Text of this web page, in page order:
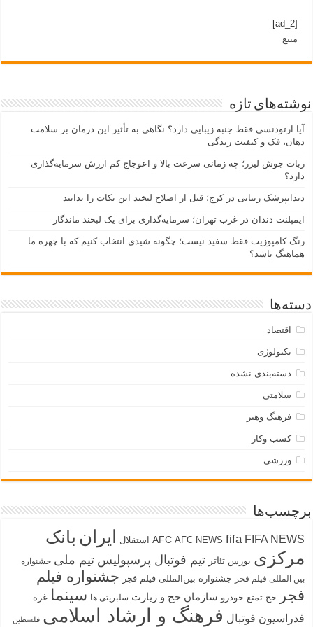
[ad_2]
منبع
نوشته‌های تازه
آیا ارتودنسی فقط جنبه زیبایی دارد؟ نگاهی به تأثیر این درمان بر سلامت
دهان، فک و کیفیت زندگی
ربات جوش لیزر؛ چه زمانی سرعت بالا و اعوجاج کم ارزش سرمایه‌گذاری
دارد؟
دندانپزشک زیبایی در کرج؛ قبل از اصلاح لبخند این نکات را بدانید
ایمپلنت دندان در غرب تهران؛ سرمایه‌گذاری برای یک لبخند ماندگار
رنگ کامپوزیت فقط سفید نیست؛ چگونه شیدی انتخاب کنیم که با چهره ما
هماهنگ باشد؟
دسته‌ها
اقتصاد
تکنولوژی
دسته‌بندی نشده
سلامتی
فرهنگ وهنر
کسب وکار
ورزشی
برچسب‌ها
AFC AFC NEWS fifa FIFA NEWS استقلال ایران بانک
مرکزی بورس تئاتر تیم فوتبال پرسپولیس تیم ملی جشنواره
بین المللی فیلم فجر جشنواره بین‌المللی فیلم فجر جشنواره فیلم
فجر
حج تمتع خودرو سازمان حج و زیارت سلبریتی ها سینما غزه
فدراسیون فوتبال فرهنگ و ارشاد اسلامی فلسطین